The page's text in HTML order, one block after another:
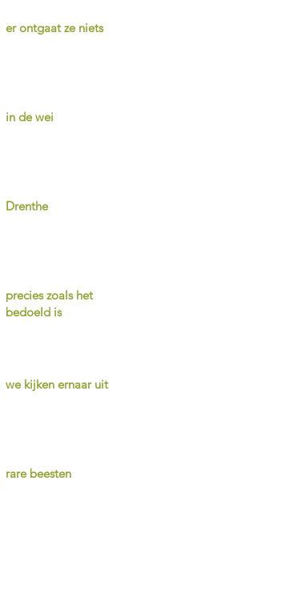
er ontgaat ze niets
in de wei
Drenthe
precies zoals het
bedoeld is
we kijken ernaar uit
rare beesten